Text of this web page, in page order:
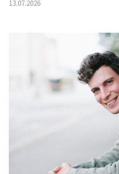
13.07.2026